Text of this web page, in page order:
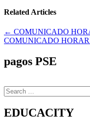
Related Articles
Navegación
de
entradas
← COMUNICADO
COMUNICADO
pagos PSE
Search
for:
EDUCACITY